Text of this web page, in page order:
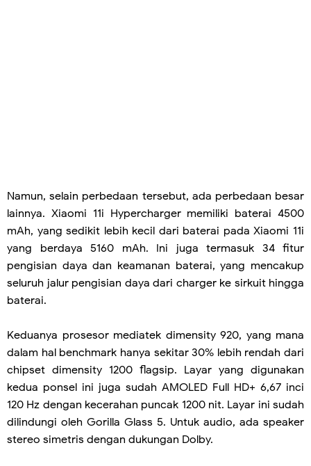
Namun, selain perbedaan tersebut, ada perbedaan besar
lainnya. Xiaomi 11i Hypercharger memiliki baterai 4500
mAh, yang sedikit lebih kecil dari baterai pada Xiaomi 11i
yang berdaya 5160 mAh. Ini juga termasuk 34 fitur
pengisian daya dan keamanan baterai, yang mencakup
seluruh jalur pengisian daya dari charger ke sirkuit hingga
baterai.
Keduanya prosesor mediatek dimensity 920, yang mana
dalam hal benchmark hanya sekitar 30% lebih rendah dari
chipset dimensity 1200 flagsip. Layar yang digunakan
kedua ponsel ini juga sudah AMOLED Full HD+ 6,67 inci
120 Hz dengan kecerahan puncak 1200 nit. Layar ini sudah
dilindungi oleh Gorilla Glass 5. Untuk audio, ada speaker
stereo simetris dengan dukungan Dolby.